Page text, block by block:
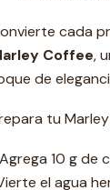
cada
Coffee,
de
tu
10 g de
el agua